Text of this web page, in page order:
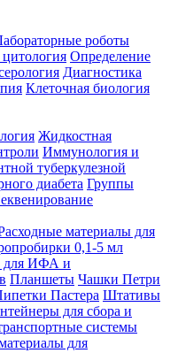
роботы
Определение
Диагностика
Клеточная биология
Жидкостная
Иммунология и
туберкулезной
диабета Группы
материалы для
0,1-5 мл
для ИФА и
Планшеты Чашки Петри
Пастера Штативы
для сбора и
системы
для